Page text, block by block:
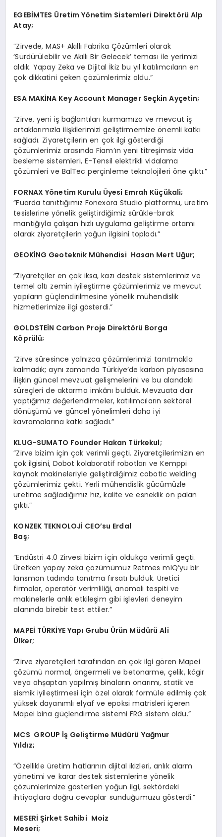
EGEBİMTES Üretim Yönetim Sistemleri Direktörü Alp
Atay;
”Zirvede, MAS+ Akıllı Fabrika Çözümleri olarak
‘Sürdürülebilir ve Akıllı Bir Gelecek’ teması ile yerimizi
aldık. Yapay Zeka ve Dijital İkiz bu yıl katılımcıların en
çok dikkatini çeken çözümlerimiz oldu.”
ESA MAKİNA Key Account Manager Seçkin Ayçetin;
”Zirve, yeni iş bağlantıları kurmamıza ve mevcut iş
ortaklarımızla ilişkilerimizi geliştirmemize önemli katkı
sağladı. Ziyaretçilerin en çok ilgi gösterdiği
çözümlerimiz arasında Fiam’ın yeni titreşimsiz vida
besleme sistemleri, E-Tensil elektrikli vidalama
çözümleri ve BalTec perçinleme teknolojileri öne çıktı.”
FORNAX Yönetim Kurulu Üyesi Emrah Küçükali;
”Fuarda tanıttığımız Fonexora Studio platformu, üretim
tesislerine yönelik geliştirdiğimiz sürükle-bırak
mantığıyla çalışan hızlı uygulama geliştirme ortamı
olarak ziyaretçilerin yoğun ilgisini topladı.”
GEOKİNG Geoteknik Mühendisi Hasan Mert Uğur;
“Ziyaretçiler en çok iksa, kazı destek sistemlerimiz ve
temel altı zemin iyileştirme çözümlerimiz ve mevcut
yapıların güçlendirilmesine yönelik mühendislik
hizmetlerimize ilgi gösterdi.”
GOLDSTEİN Carbon Proje Direktörü Borga
Köprülü;
“Zirve süresince yalnızca çözümlerimizi tanıtmakla
kalmadık; aynı zamanda Türkiye’de karbon piyasasına
ilişkin güncel mevzuat gelişmelerini ve bu alandaki
süreçleri de aktarma imkânı bulduk. Mevzuata dair
yaptığımız değerlendirmeler, katılımcıların sektörel
dönüşümü ve güncel yönelimleri daha iyi
kavramalarına katkı sağladı.”
KLUG-SUMATO Founder Hakan Türkekul;
”Zirve bizim için çok verimli geçti. Ziyaretçilerimizin en
çok ilgisini, Dobot kolaboratif robotları ve Kemppi
kaynak makineleriyle geliştirdiğimiz cobotic welding
çözümlerimiz çekti. Yerli mühendislik gücümüzle
üretime sağladığımız hız, kalite ve esneklik ön palan
çıktı.”
KONZEK TEKNOLOJİ CEO’su Erdal
Baş;
“Endüstri 4.0 Zirvesi bizim için oldukça verimli geçti.
Üretken yapay zeka çözümümüz Retmes mIQ’yu bir
lansman tadında tanıtma fırsatı bulduk. Üretici
firmalar, operatör verimliliği, anomali tespiti ve
makinelerle anlık etkileşim gibi işlevleri deneyim
alanında birebir test ettiler.”
MAPEİ TÜRKİYE Yapı Grubu Ürün Müdürü Ali
Ülker;
“Zirve ziyaretçileri tarafından en çok ilgi gören Mapei
çözümü normal, öngermeli ve betonarme, çelik, kâgir
veya ahșaptan yapılmıș binaların onarımı, statik ve
sismik iyileștirmesi için özel olarak formüle edilmiș çok
yüksek dayanımlı elyaf ve epoksi matrisleri içeren
Mapei bina güçlendirme sistemi FRG sistem oldu.”
MCS GROUP İş Geliştirme Müdürü Yağmur
Yıldız;
“Özellikle üretim hatlarının dijital ikizleri, anlık alarm
yönetimi ve karar destek sistemlerine yönelik
çözümlerimize gösterilen yoğun ilgi, sektördeki
ihtiyaçlara doğru cevaplar sunduğumuzu gösterdi.”
MESERİ Şirket Sahibi Moiz
Meseri;